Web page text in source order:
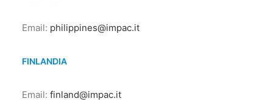
Email: philippines@impac.it
FINLANDIA
Email: finland@impac.it